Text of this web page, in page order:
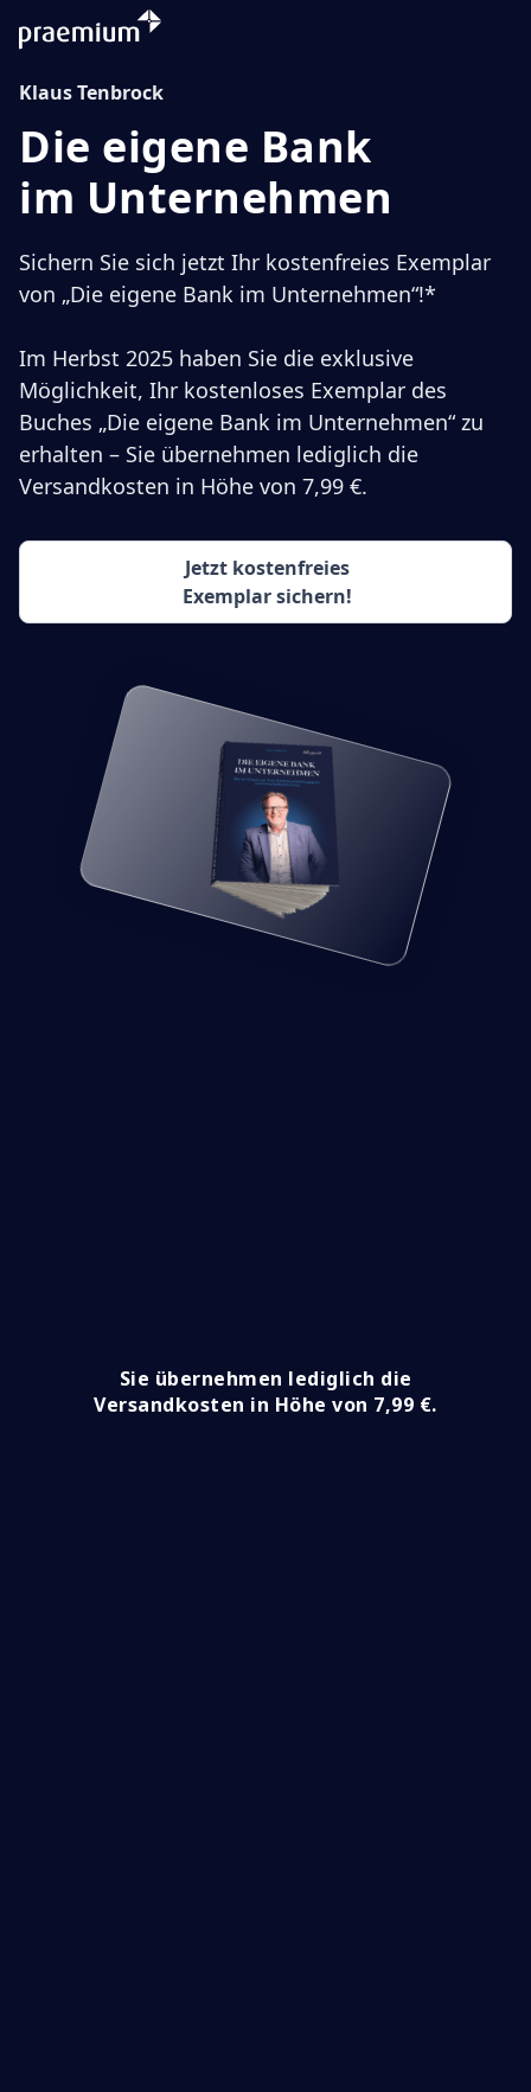
Klaus Tenbrock
Die eigene Bank
im Unternehmen
Sichern Sie sich jetzt Ihr kostenfreies Exemplar
von „Die eigene Bank im Unternehmen“!*
Im Herbst 2025 haben Sie die exklusive
Möglichkeit, Ihr kostenloses Exemplar des
Buches „Die eigene Bank im Unternehmen“ zu
erhalten – Sie übernehmen lediglich die
Versandkosten in Höhe von 7,99 €.
Jetzt kostenfreies
Exemplar sichern!
Sie übernehmen lediglich die
Versandkosten in Höhe von 7,99 €.